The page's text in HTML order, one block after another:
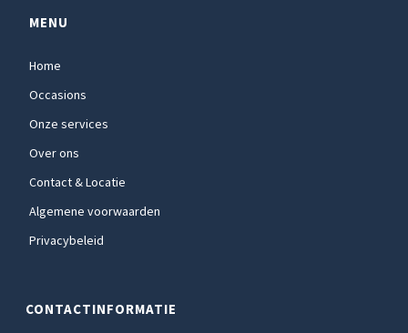
MENU
Home
Occasions
Onze services
Over ons
Contact & Locatie
Algemene voorwaarden
Privacybeleid
CONTACTINFORMATIE